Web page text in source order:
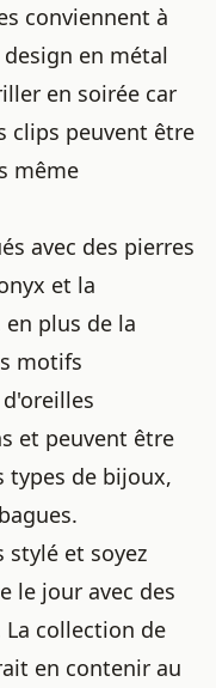
conviennent à
en métal
en soirée car
clips peuvent être
même
avec des pierres
et la
plus de la
motifs
et peuvent être
types de bijoux,
stylé et soyez
le jour avec des
collection de
en contenir au